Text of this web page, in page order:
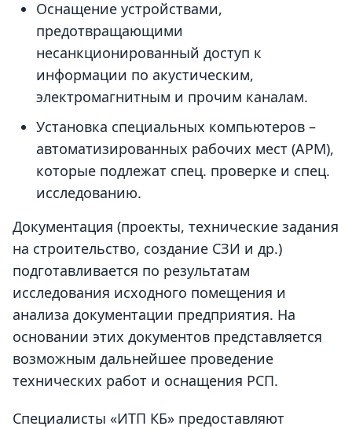
Оснащение устройствами,
предотвращающими
несанкционированный доступ к
информации по акустическим,
электромагнитным и прочим каналам.
Установка специальных компьютеров –
автоматизированных рабочих мест (АРМ),
которые подлежат спец. проверке и спец.
исследованию.
Документация (проекты, технические задания
на строительство, создание СЗИ и др.)
подготавливается по результатам
исследования исходного помещения и
анализа документации предприятия. На
основании этих документов представляется
возможным дальнейшее проведение
технических работ и оснащения РСП.
Специалисты «ИТП КБ» предоставляют